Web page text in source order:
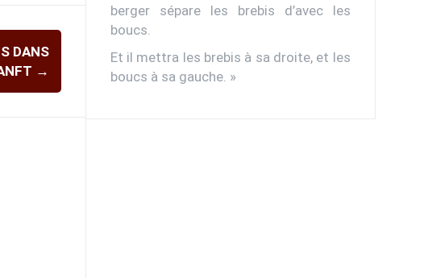
DANS
→
berger sépare les brebis d’avec les
boucs.
Et il mettra les brebis à sa droite, et les
boucs à sa gauche. »